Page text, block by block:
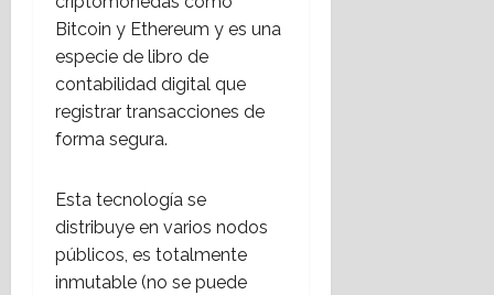
Bitcoin y Ethereum y es una
especie de libro de
contabilidad digital que
registrar transacciones de
forma segura.
Esta tecnología se
distribuye en varios nodos
públicos, es totalmente
inmutable (no se puede